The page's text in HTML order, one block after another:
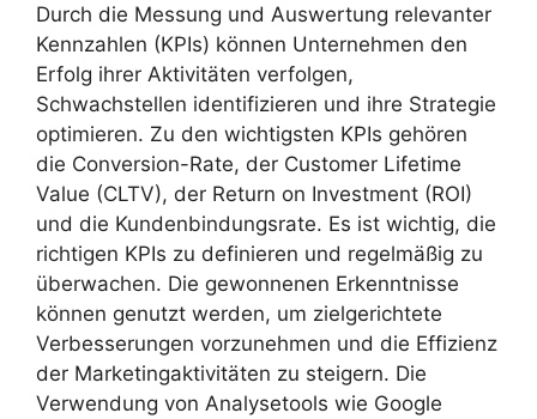
Durch die Messung und Auswertung relevanter
Kennzahlen (KPIs) können Unternehmen den
Erfolg ihrer Aktivitäten verfolgen,
Schwachstellen identifizieren und ihre Strategie
optimieren. Zu den wichtigsten KPIs gehören
die Conversion-Rate, der Customer Lifetime
Value (CLTV), der Return on Investment (ROI)
und die Kundenbindungsrate. Es ist wichtig, die
richtigen KPIs zu definieren und regelmäßig zu
überwachen. Die gewonnenen Erkenntnisse
können genutzt werden, um zielgerichtete
Verbesserungen vorzunehmen und die Effizienz
der Marketingaktivitäten zu steigern. Die
Verwendung von Analysetools wie Google